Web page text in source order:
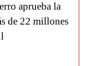
aprueba la
de 22 millones